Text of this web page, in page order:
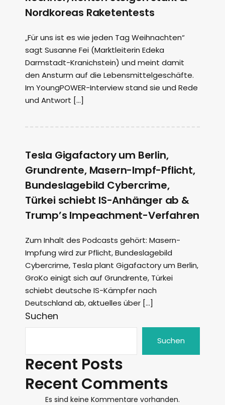
Nordkoreas Raketentests
„Für uns ist es wie jeden Tag Weihnachten“
sagt Susanne Fei (Marktleiterin Edeka
Darmstadt-Kranichstein) und meint damit
den Ansturm auf die Lebensmittelgeschäfte.
Im YoungPOWER-Interview stand sie und Rede
und Antwort […]
Tesla Gigafactory um Berlin,
Grundrente, Masern-Impf-Pflicht,
Bundeslagebild Cybercrime,
Türkei schiebt IS-Anhänger ab &
Trump’s Impeachment-Verfahren
Zum Inhalt des Podcasts gehört: Masern-
Impfung wird zur Pflicht, Bundeslagebild
Cybercrime, Tesla plant Gigafactory um Berlin,
GroKo einigt sich auf Grundrente, Türkei
schiebt deutsche IS-Kämpfer nach
Deutschland ab, aktuelles über […]
Suchen
Suchen
Recent Posts
Recent Comments
Es sind keine Kommentare vorhanden.